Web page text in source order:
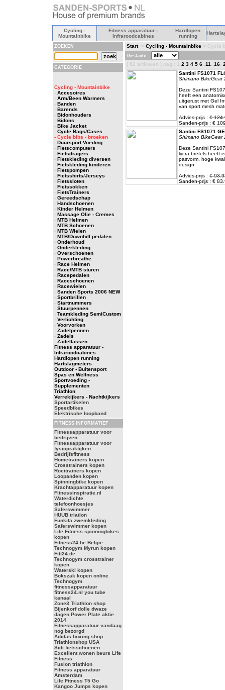
Cycling -
Mountainbike
Fitness apparatuur -
Infraroodcabines
Hardlopen
running
ZOEKEN
CATEGORIE
Cycling - Mountainbike
- Accesoires
- Arm/Been Warmers
- Banden
- Barends
- Bidonhouders
- Bidons
- Bike Jacket
- Cycle Bags/Cases
- Cycle bibs - broeken
- Duursport Voeding
- Fietscomputers
- Fietsdragers
- Fietskleding diversen
- Fietskleding kinderen
- Fietspompen
- Fietsshirts/Jerseys
- Fietssloten
- Fietssokken
- FietsTrainers
- Gereedschap
- Handschoenen
- Kinder Helmen
- Massage Olie - Cremes
- MTB Helmen
- MTB Schoenen
- MTB Wielen
- MTB/Downhill pedalen
- Onderhoud
- Onderkleding
- Overschoenen
- Powerbreathe
- Race Helmen
- Race/MTB sturen
- Racepedalen
- Raceschoenen
- Racewielen
- Sanden Sports 2006 NEW
- Sportbrillen
- Startnummers
- Stuurpennen
- Teamkleding SemiCustom
- Verlichting
- Voorvorken
- Zadelpennen
- Zadels
- Zadeltassen
Fitness apparatuur -
Infraroodcabines
Hardlopen running
Hartslagmeters
Outdoor - Buitensport
Spas en Wellness
Sportvoeding -
Supplementen
Triathlon
Verrekijkers - Nachtkijkers
Sportartikelen
Speedbikes
Elektrische loopband
FITNESS INFORMATIEF
Fitnessapparatuur voor
bedrijven
Fitnessapparatuur voor
fysiopraktijken
Bedrijfsfitness
Hometrainers kopen
Crosstrainers kopen
Roeitrainers kopen
Loopanden kopen
Spinningbike kopen
Krachtapparatuur kopen
Fitnessinspiratie.nl
Waterdichte
telefoonhoesjes
Saferswimmer
HUUB triatlon
Funkita zwemkleding
Saferswimmer kopen
Life Fitness spinningbikes
kopen
Fitness24.be Belgie
Technogym Myrun kopen
Fitt24.de
Technogym crosstrainer
kopen
Waterski kopen
Bokszak kopen online
Technogym
fitnessapparatuur
fitness24.nl you tube
kanaal
Zone3 Triathlon shop
Bijenkorf dolle dwaze
dagen Power Plate aktie
2014
Fitnessapparatuur vandaag
nog bezorgd
Adidas boxing shop
Triathlonshop USA
Sidi fietsschoenen
Excellent wonen beurs Life
Fitness
Fusion triathlon
Fitness apparatuur
Amsterdam
Life Fitness T5 Go
Kangoo Jumps kopen
Start> Cycling - Mountainbike> Cycle
Geslacht :
( 82 artikelen ) pag.: 1 2 3 4 5 6.. 11 16..
Santini FS1071
Shimano BikeGear
Deze Santini
heeft een
uitgerust met Gel
van sport mesh
Advies-prijs :€
Sanden-prijs : €
Santini FS1071
Shimano BikeGear
Deze Santini
lycra bretels heeft
pasvorm, hoge
design
Advies-prijs :€
Sanden-prijs : €